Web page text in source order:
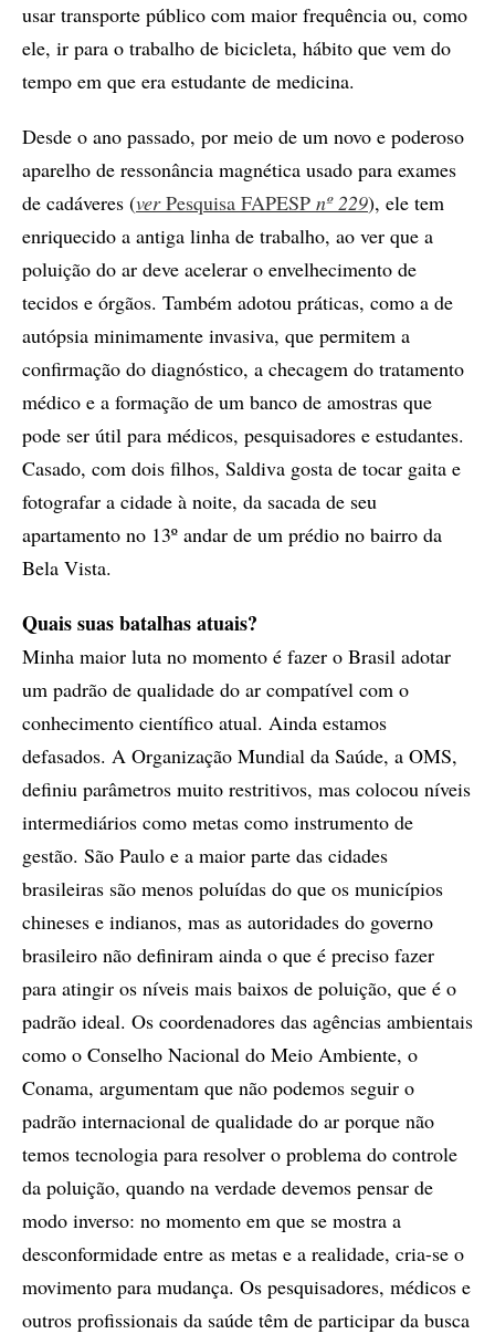
usar transporte público com maior frequência ou, como
ele, ir para o trabalho de bicicleta, hábito que vem do
tempo em que era estudante de medicina.
Desde o ano passado, por meio de um novo e poderoso
aparelho de ressonância magnética usado para exames
de cadáveres (verPesquisa FAPESP nº 229), ele tem
enriquecido a antiga linha de trabalho, ao ver que a
poluição do ar deve acelerar o envelhecimento de
tecidos e órgãos. Também adotou práticas, como a de
autópsia minimamente invasiva, que permitem a
confirmação do diagnóstico, a checagem do tratamento
médico e a formação de um banco de amostras que
pode ser útil para médicos, pesquisadores e estudantes.
Casado, com dois filhos, Saldiva gosta de tocar gaita e
fotografar a cidade à noite, da sacada de seu
apartamento no 13º andar de um prédio no bairro da
Bela Vista.
Quais suas batalhas atuais?
Minha maior luta no momento é fazer o Brasil adotar
um padrão de qualidade do ar compatível com o
conhecimento científico atual. Ainda estamos
defasados. A Organização Mundial da Saúde, a OMS,
definiu parâmetros muito restritivos, mas colocou níveis
intermediários como metas como instrumento de
gestão. São Paulo e a maior parte das cidades
brasileiras são menos poluídas do que os municípios
chineses e indianos, mas as autoridades do governo
brasileiro não definiram ainda o que é preciso fazer
para atingir os níveis mais baixos de poluição, que é o
padrão ideal. Os coordenadores das agências ambientais
como o Conselho Nacional do Meio Ambiente, o
Conama, argumentam que não podemos seguir o
padrão internacional de qualidade do ar porque não
temos tecnologia para resolver o problema do controle
da poluição, quando na verdade devemos pensar de
modo inverso: no momento em que se mostra a
desconformidade entre as metas e a realidade, cria-se o
movimento para mudança. Os pesquisadores, médicos e
outros profissionais da saúde têm de participar da busca